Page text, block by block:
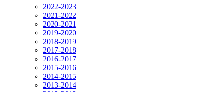
2022-2023
2021-2022
2020-2021
2019-2020
2018-2019
2017-2018
2016-2017
2015-2016
2014-2015
2013-2014